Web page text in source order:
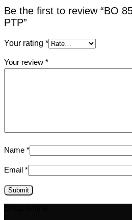
Be the first to review “BO
PTP”
Your rating *
Your review *
Name *
Email *